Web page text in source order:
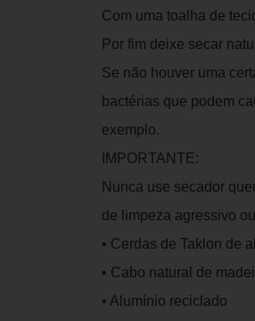
Com uma toalha de
Por fim deixe secar
Se não houver uma
bactérias que podem
exemplo.
IMPORTANTE:
Nunca use secador
de limpeza agressivo
• Cerdas de Taklon de
• Cabo natural de
• Alumínio reciclado